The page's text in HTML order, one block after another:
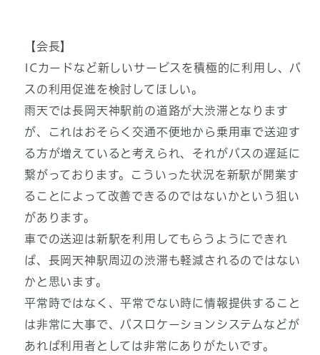
【会長】
ICカードなど新しいサービスを積極的に利用し、バ
スの利用促進を検討してほしい。
雨天では長岡天神駅前の道路が大渋滞となります
が、これはおそらく交通不便地から乗用車で送迎す
る方が増えていると考えられ、それがバスの遅延に
繋がっております。こういった状況を新駅が開業す
ることによって改善できるのではないかという狙い
があります。
車での送迎は新駅を利用してもらうようにできれ
ば、長岡天神駅周辺の渋滞も軽減されるのではない
かと思います。
平常時ではなく、平常でない時に情報提供すること
は非常に大事で、バスロケーションシステムなどが
あれば利用者としては非常にありがたいです。